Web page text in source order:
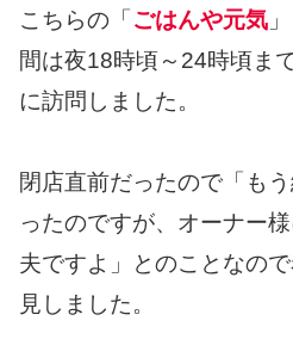
こちらの「 ごはんや元気
間は夜18時頃～24時頃ま
に訪問しました。
閉店直前だったので「も
ったのですが、オーナー
夫ですよ」とのことなの
見しました。